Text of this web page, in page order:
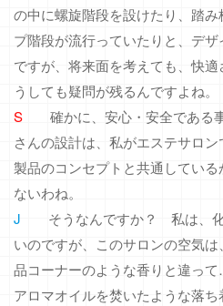
の中に螺旋階段を設けたり、踏
プ階段が流行っていたりと、デ
ですが、将来面を考えても、快
うしても疑問が残るんですよね。
S
確かに、安心・安全である
さんの設計は、私がエステサロ
製品のコンセプトと共通してい
ないわね。
J
そうなんですか？ 私は、
いのですが、このサロンの空気
品コーナーのような香りと違っ
アロマオイルを焚いたような落ち